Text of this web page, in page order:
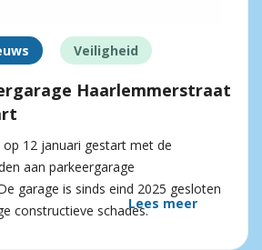
Veiligheid
Haarlemmerstraat
12 januari gestart met de
aan parkeergarage
garage is sinds eind 2025 gesloten
constructieve schades.Lees meer